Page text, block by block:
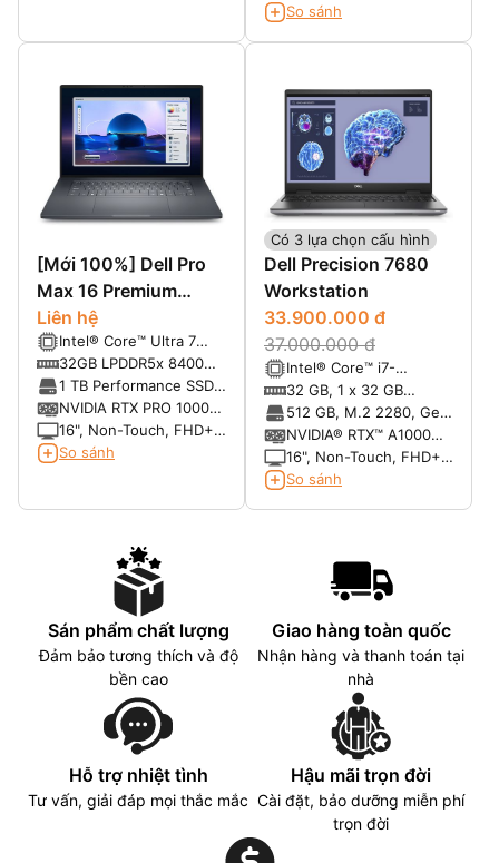
Tandem OLED
TB 500
So sánh
[Mới 100%] Dell Pro
Max 16 Premium
MA16250
Liên hệ
Intel® Core™ Ultra 7
265H, vPro® Enterprise
(13 TOPS NPU, 16
cores, 16 threads, up to
5.30 GHz, 45W)
32GB LPDDR5x 8400
MT/s
1 TB Performance SSD,
SED Ready
NVIDIA RTX PRO 1000
Blackwell 8GB GDDR7
16", Non-Touch, FHD+
1920 x 1200, VRR
RGB + IR
So sánh
Có 3 lựa chọn cấu hình
Dell Precision 7680
Workstation
33.900.000 đ
37.000.000 đ
Intel® Core™ i7-
13850HX, vPro® (20
cores, up to 5.3 GHz
Turbo, 55 W)
32 GB, 1 x 32 GB
5600MT/s CAMM, non-
ECC (tối đa 128GB)
512 GB, M.2 2280, Gen
4 PCIe NVMe, SSD
NVIDIA® RTX™ A1000
6GB GDDR6
16", Non-Touch, FHD+,
WLED, WVA, Anti-Glare,
So sánh
Sán phẩm chất lượng
Đảm bảo tương thích và độ
bền cao
Giao hàng toàn quốc
Nhận hàng và thanh toán tại
nhà
Hỗ trợ nhiệt tình
Tư vấn, giải đáp mọi thắc mắc
Hậu mãi trọn đời
Cài đặt, bảo dưỡng miễn phí
trọn đời